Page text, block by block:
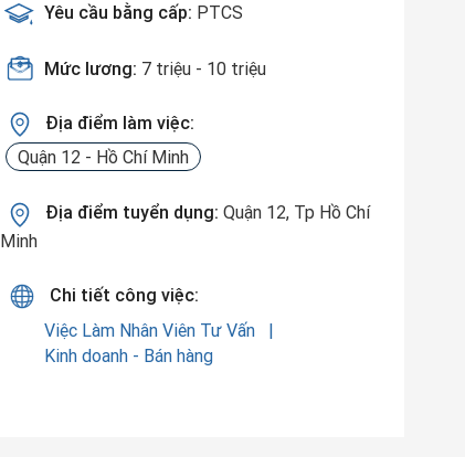
Yêu cầu bằng cấp: PTCS
Mức lương: 7 triệu - 10 triệu
Địa điểm làm việc:
Quận 12 - Hồ Chí Minh
Địa điểm tuyển dụng: Quận 12, Tp Hồ Chí
Minh
Chi tiết công việc:
Việc Làm Nhân Viên Tư Vấn
Kinh doanh - Bán hàng